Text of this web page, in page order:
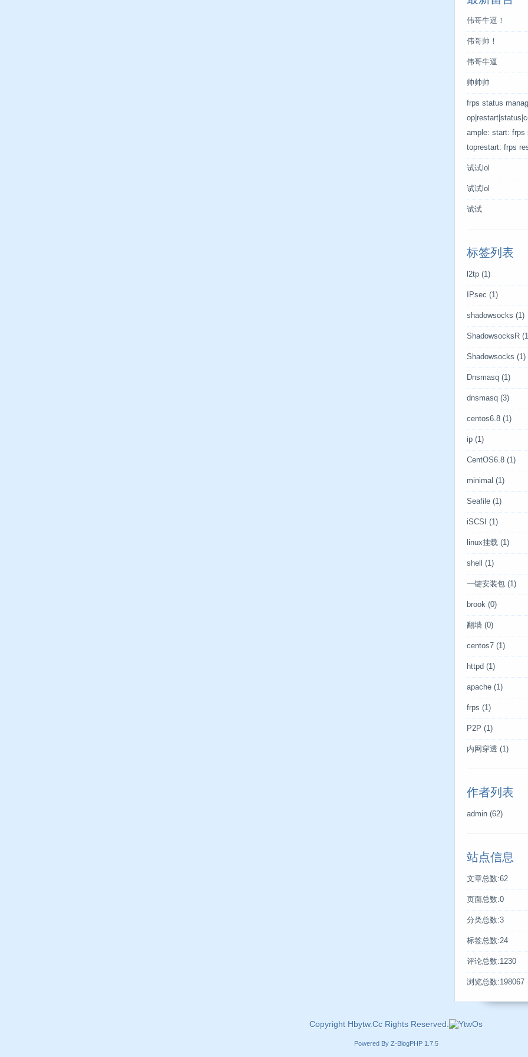
伟哥牛逼！
伟哥帅！
伟哥牛逼
帅帅帅
frps status
ample: start:
toprestart: frps
试试lol
试试lol
试试
标签列表
l2tp (1)
IPsec (1)
shadowsocks (1)
ShadowsocksR
Shadowsocks (1)
Dnsmasq (1)
dnsmasq (3)
centos6.8 (1)
ip (1)
CentOS6.8 (1)
minimal (1)
Seafile (1)
iSCSI (1)
linux挂载 (1)
shell (1)
一键安装包 (1)
brook (0)
翻墙 (0)
centos7 (1)
httpd (1)
apache (1)
frps (1)
P2P (1)
内网穿透 (1)
作者列表
admin (62)
站点信息
文章总数:62
页面总数:0
分类总数:3
标签总数:24
评论总数:1230
浏览总数:198067
Copyright Hbytw.Cc Rights Reserved.
Powered By Z-BlogPHP 1.7.5